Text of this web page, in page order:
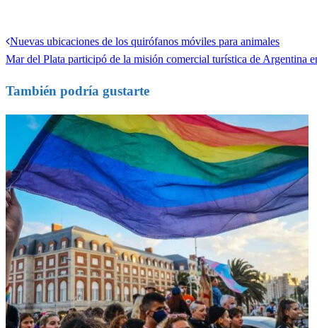
Navegación
entradas
Entrada
anterior
Nuevas ubicaciones de los quirófanos móviles para animales
Entrada
Mar del Plata participó de la misión comercial turística de Argentina
También podría gustarte